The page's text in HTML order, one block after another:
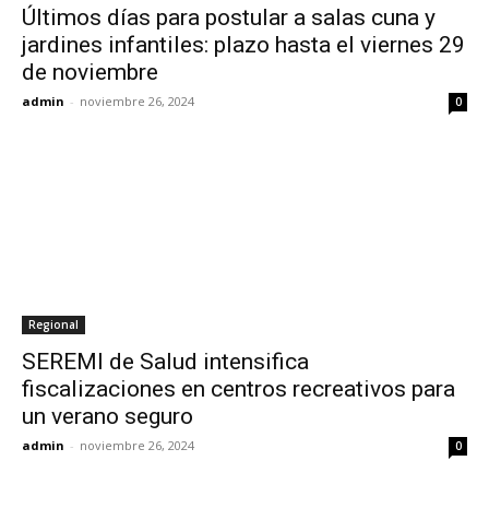
Últimos días para postular a salas cuna y
jardines infantiles: plazo hasta el viernes 29
de noviembre
admin - noviembre 26, 2024 0
Regional
SEREMI de Salud intensifica
fiscalizaciones en centros recreativos para
un verano seguro
admin - noviembre 26, 2024 0